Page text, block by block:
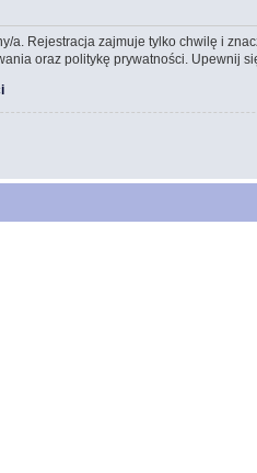
a. Rejestracja zajmuje tylko chwilę i
oraz politykę prywatności. Upewnij